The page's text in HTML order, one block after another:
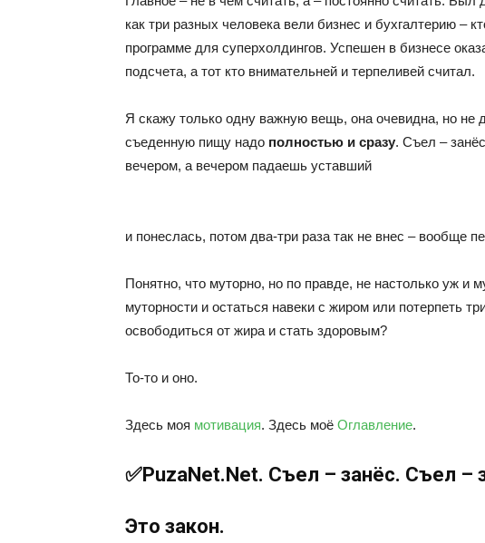
как три разных человека вели бизнес и бухгалтерию –
программе для суперхолдингов. Успешен в бизнесе
подсчета, а тот кто внимательней и терпеливей считал.
Я скажу только одну важную вещь, она очевидна, но не
съеденную пищу надо полностью и сразу. Съел –
вечером, а вечером падаешь уставший
и понеслась, потом два-три раза так не внес – вообще
Понятно, что муторно, но по правде, не настолько уж и
муторности и остаться навеки с жиром или потерпеть
освободиться от жира и стать здоровым?
То-то и оно.
Здесь моя мотивация. Здесь моё Оглавление.
✅PuzaNet.Net. Съел – занёс. Съел –
Это закон.